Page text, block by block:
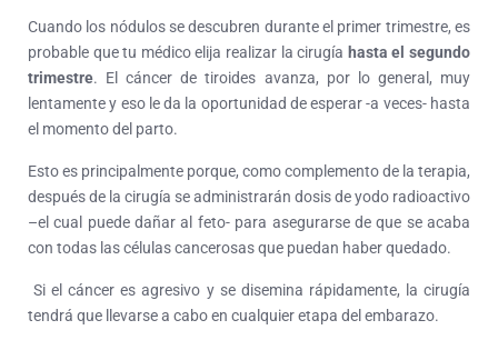
Cuando los nódulos se descubren durante el primer trimestre, es
probable que tu médico elija realizar la cirugía hasta el segundo
trimestre. El cáncer de tiroides avanza, por lo general, muy
lentamente y eso le da la oportunidad de esperar -a veces- hasta
el momento del parto.
Esto es principalmente porque, como complemento de la terapia,
después de la cirugía se administrarán dosis de yodo radioactivo
–el cual puede dañar al feto- para asegurarse de que se acaba
con todas las células cancerosas que puedan haber quedado.
Si el cáncer es agresivo y se disemina rápidamente, la cirugía
tendrá que llevarse a cabo en cualquier etapa del embarazo.